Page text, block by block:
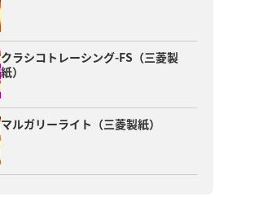
クラシコトレーシング-FS（三菱製
紙）
マルガリーライト（三菱製紙）